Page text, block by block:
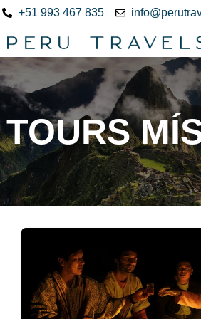
+51 993 467 835
TOURS